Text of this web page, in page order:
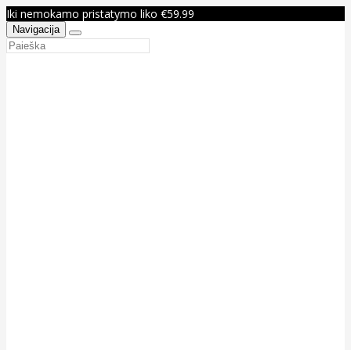
Iki nemokamo pristatymo liko €59.99
Navigacija